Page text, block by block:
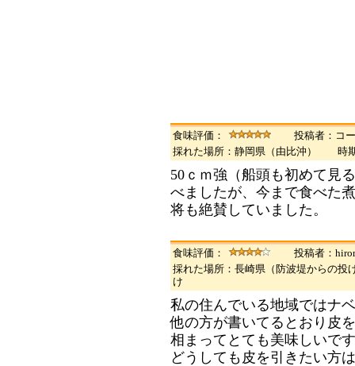
食味評価：
投稿者：コ
採れた場所：静岡県（由比沖） 時
50ｃｍ強（船頭も初めて見
べましたが、今まで食べた
将も絶賛していました。
食味評価：
投稿者：
採れた場所：長崎県（防波堤から
け
私の住んでいる地域ではナ
他の方が書いてるとおり皮
相まってとても美味しいで
どうしても皮を引きたい方